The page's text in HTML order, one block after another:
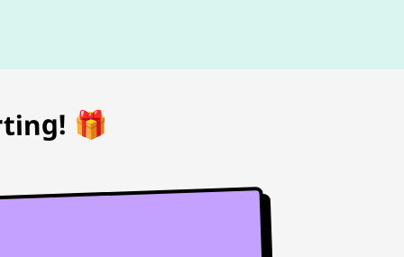
🎁